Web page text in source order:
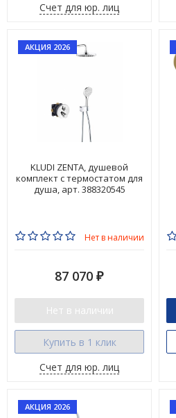
Счет для юр. лиц
АКЦИЯ 2026
KLUDI ZENTA, душевой
комплект с термостатом для
душа, арт. 388320545
Нет в наличии
87 070 ₽
Нет в наличии
Купить в 1 клик
Счет для юр. лиц
АКЦИЯ 2026